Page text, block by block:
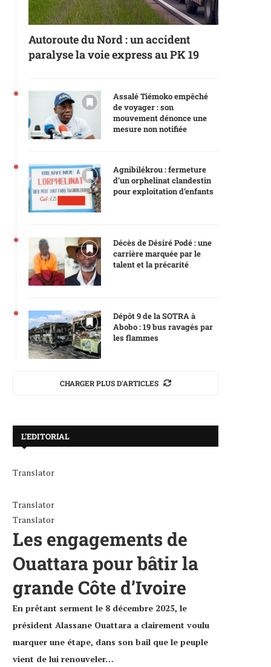
El Niño : la Côte d’Ivoire sera
durement touchée
corps du gendarme porté
Autoroute du Nord : un accident
paralyse la voie express au PK 19
Assalé Tiémoko empêché
de voyager : son
mouvement dénonce une
mesure non notifiée
Agnibilékrou : fermeture
d’un orphelinat clandestin
pour exploitation d’enfants
Décès de Désiré Podé : une
carrière marquée par le
talent et la précarité
Dépôt 9 de la SOTRA à
Abobo : 19 bus ravagés par
les flammes
CHARGER PLUS D'ARTICLES
L’EDITORIAL
Translator
Translator
Translator
Les engagements de
Ouattara pour bâtir la
grande Côte d’Ivoire
En prêtant serment le 8 décembre 2025, le
président Alassane Ouattara a clairement voulu
marquer une étape, dans son bail que le peuple
vient de lui renouveler…